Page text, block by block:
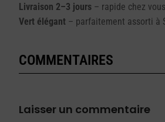
Livraison 2–3 jours – rapide chez vous
Vert élégant – parfaitement assorti à
COMMENTAIRES
Laisser un commentaire